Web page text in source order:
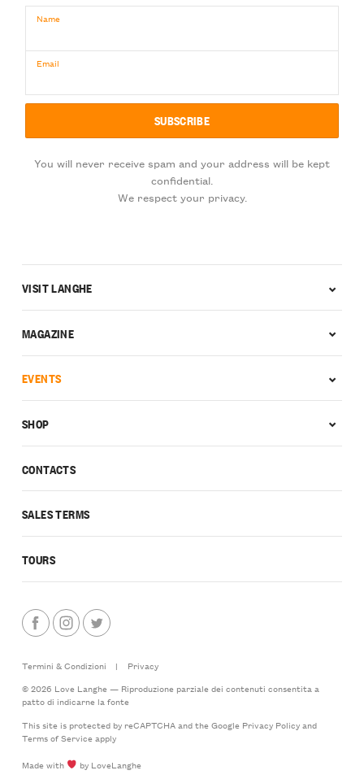
Name
Email
You will never receive spam and your address will be kept
confidential.
We respect your privacy.
CONTACTS
SALES TERMS
TOURS
VISIT LANGHE
MAGAZINE
EVENTS
SHOP
Termini & Condizioni |
Privacy
© 2026 Love Langhe — Riproduzione parziale dei contenuti consentita a
patto di indicarne la fonte
This site is protected by reCAPTCHA and the Google Privacy Policyand
Terms of Serviceapply
Made with
by LoveLanghe